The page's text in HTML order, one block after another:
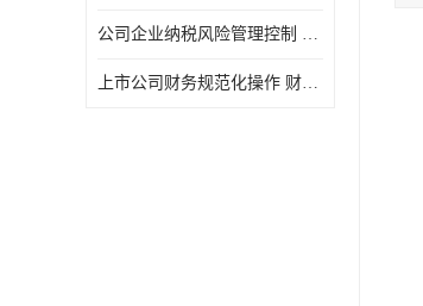
公司企业纳税风险管理控制 财务顾问 操作起来简单易行
上市公司财务规范化操作 财务规范化操作 如何操作